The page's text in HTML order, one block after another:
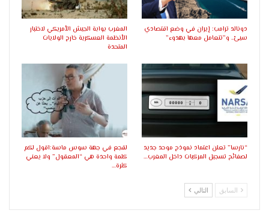
دونالد ترامب: إيران في وضع اقتصادي
سيئ.. و”تتعامل معها بهدوء”
المغرب بوابة الجيش الأمريكي لاختبار
الأنظمة العسكرية خارج الولايات
المتحدة
“نارسا” تعلن اعتماد نموذج موحد جديد
لصفائح تسجيل المركبات داخل المغرب…
لقجع في جهة سوس ماسة:اقول لكم
كلمة واحدة هي “المعقول” ولا يعني
كثرة…
السابق التالي